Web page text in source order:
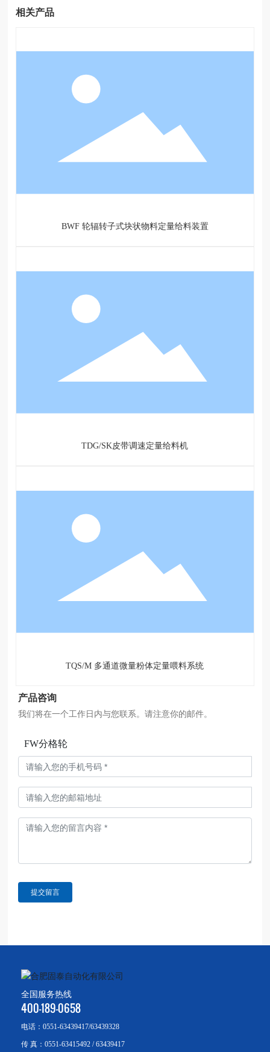
相关产品
BWF 轮辐转子式块状物料定量给料装置
TDG/SK皮带调速定量给料机
TQS/M 多通道微量粉体定量喂料系统
产品咨询
我们将在一个工作日内与您联系。请注意你的邮件。
FW分格轮
提交留言
全国服务热线
400-189-0658
电话： 0551-63439417/63439328
传 真： 0551-63415492/63439417